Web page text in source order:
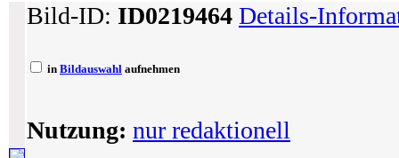
Bild-ID: ID0219464 Details-
in Bildauswahl aufnehmen
Nutzung: nur redaktionell